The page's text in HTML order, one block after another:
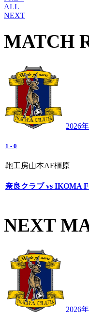
ALL
NEXT
MATCH
2026
1 - 0
鞄工房山本AF橿原
奈良クラブ vs IKOMA
NEXT
2026